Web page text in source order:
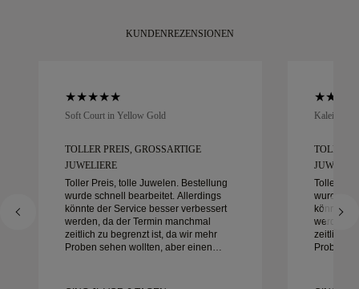
KUNDENREZENSIONEN
Soft Court in Yellow Gold
TOLLER PREIS, GROSSARTIGE J
UWELIERE
Toller Preis, tolle Juwelen. Bestellung
wurde schnell bearbeitet. Allerdings
könnte der Service besser verbessert
werden, da der Termin manchmal
zeitlich zu begrenzt ist, da wir mehr
Proben sehen wollten, aber einen
Kaleida
TOLLER
Toller
wurde
könnte
werden,
zeitlich
Proben